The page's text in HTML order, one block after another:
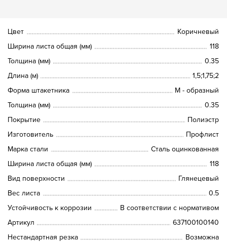
Цвет
Коричневый
Ширина листа общая (мм)
118
Толщина (мм)
0.35
Длина (м)
1,5;1,75;2
Форма штакетника
М - образный
Толщина (мм)
0.35
Покрытие
Полиэстр
Изготовитель
Профлист
Марка стали
Сталь оцинкованная
Ширина листа общая (мм)
118
Вид поверхности
Глянецевый
Вес листа
0.5
Устойчивость к коррозии
В соответствии с нормативом
Артикул
637100100140
Нестандартная резка
Возможна